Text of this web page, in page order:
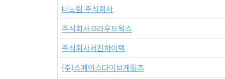
나노팀 주식회사
주식회사크라우드웍스
주식회사서진하이텍
(주)스페이스다이브게임즈